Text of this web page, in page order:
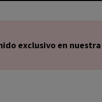
exclusivo en